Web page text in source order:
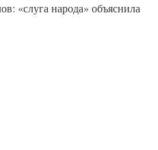
«слуга народа» объяснила